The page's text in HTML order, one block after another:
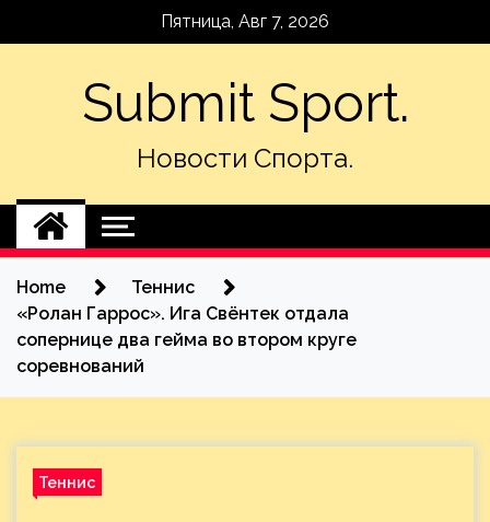
Пятница, Авг 7, 2026
Submit Sport.
Новости Спорта.
Home
Теннис
«Ролан Гаррос». Ига Свёнтек отдала
сопернице два гейма во втором круге
соревнований
Теннис